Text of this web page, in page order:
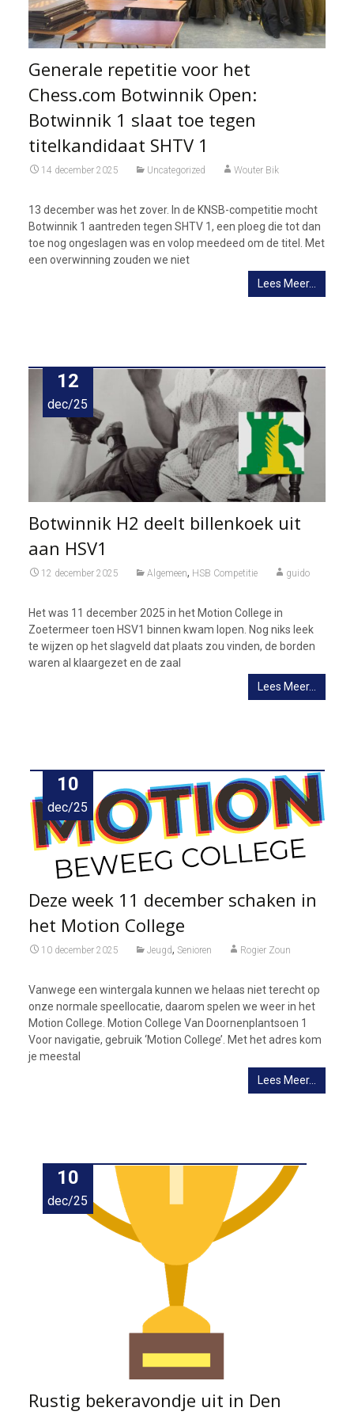
Generale repetitie voor het
Chess.com Botwinnik Open:
Botwinnik 1 slaat toe tegen
titelkandidaat SHTV 1
14 december 2025 Uncategorized Wouter Bik
13 december was het zover. In de KNSB-competitie mocht
Botwinnik 1 aantreden tegen SHTV 1, een ploeg die tot dan
toe nog ongeslagen was en volop meedeed om de titel. Met
een overwinning zouden we niet
Lees Meer…
12
dec/25
Botwinnik H2 deelt billenkoek uit
aan HSV1
12 december 2025 Algemeen, HSB Competitie guido
Het was 11 december 2025 in het Motion College in
Zoetermeer toen HSV1 binnen kwam lopen. Nog niks leek
te wijzen op het slagveld dat plaats zou vinden, de borden
waren al klaargezet en de zaal
Lees Meer…
10
dec/25
Deze week 11 december schaken in
het Motion College
10 december 2025 Jeugd, Senioren Rogier Zoun
Vanwege een wintergala kunnen we helaas niet terecht op
onze normale speellocatie, daarom spelen we weer in het
Motion College. Motion College Van Doornenplantsoen 1
Voor navigatie, gebruik ‘Motion College’. Met het adres kom
je meestal
Lees Meer…
10
dec/25
Rustig bekeravondje uit in Den